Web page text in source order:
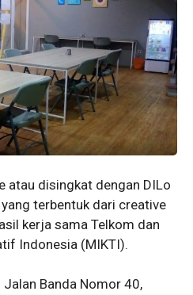
atau disingkat dengan DILo
terbentuk dari creative
kerja sama Telkom dan
Indonesia (MIKTI).
Banda Nomor 40,